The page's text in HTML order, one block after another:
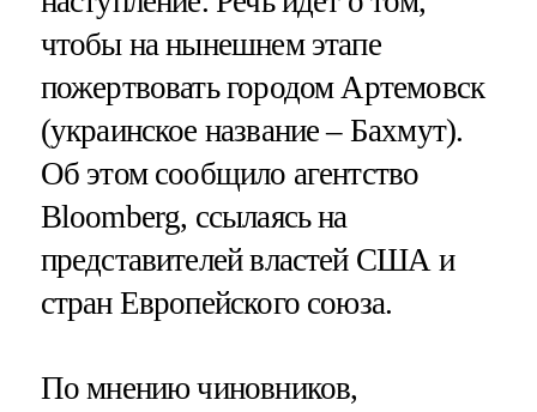
чтобы на нынешнем этапе
пожертвовать городом Артемовск
(украинское название – Бахмут).
Об этом сообщило агентство
Bloomberg, ссылаясь на
представителей властей США и
стран Европейского союза.
По мнению чиновников,